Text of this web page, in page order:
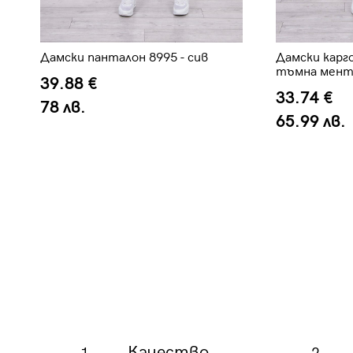
Дамски панталон 8995 - сив
39.88 €
78 лв.
Дамски
тъмна
33.74 €
65.99 лв.